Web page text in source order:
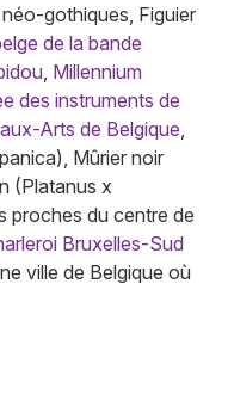
gothiques, Figuier
de la bande
Millennium
des instruments de
Arts de Belgique
Mûrier noir
(Platanus x
proches du centre de
Bruxelles-Sud
ville de Belgique où